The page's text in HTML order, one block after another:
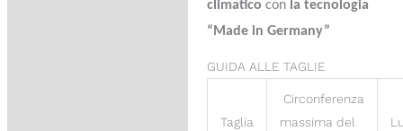
climatico con la tecnologia
“Made in Germany”
GUIDA ALLE TAGLIE
Taglia
Circonferenza
massima del